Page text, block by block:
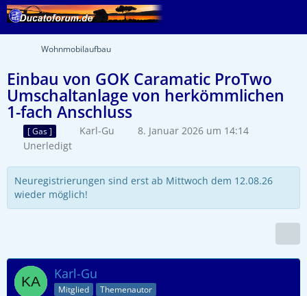
Wohnmobilaufbau
Einbau von GOK Caramatic ProTwo
Umschaltanlage von herkömmlichen
1-fach Anschluss
[ Gas ] Karl-Gu
8. Januar 2026 um 14:14
Unerledigt
Neuregistrierungen sind erst ab Mittwoch dem 12.08.26
wieder möglich!
Karl-Gu
Mitglied Themenautor